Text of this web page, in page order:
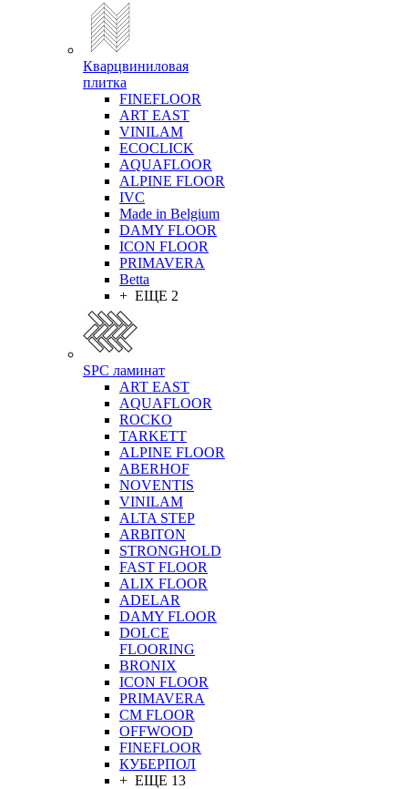
Кварцвиниловая
плитка
FINEFLOOR
ART EAST
VINILAM
ECOCLICK
AQUAFLOOR
ALPINE FLOOR
IVC
Made in Belgium
DAMY FLOOR
ICON FLOOR
PRIMAVERA
Betta
+ ЕЩЕ 2
SPC ламинат
ART EAST
AQUAFLOOR
ROCKO
TARKETT
ALPINE FLOOR
ABERHOF
NOVENTIS
VINILAM
ALTA STEP
ARBITON
STRONGHOLD
FAST FLOOR
ALIX FLOOR
ADELAR
DAMY FLOOR
DOLCE
FLOORING
BRONIX
ICON FLOOR
PRIMAVERA
CM FLOOR
OFFWOOD
FINEFLOOR
КУБЕРПОЛ
+ ЕЩЕ 13